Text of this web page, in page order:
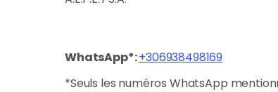
WhatsApp*:+306938498169
*Seuls les numéros WhatsApp